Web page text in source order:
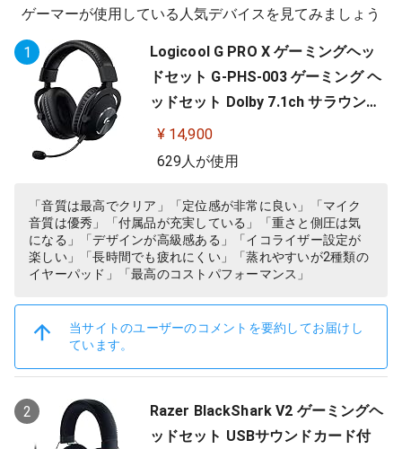
ゲーマーが使用している人気デバイスを見てみましょう
1
Logicool G PRO X ゲーミングヘッ
ドセット G-PHS-003 ゲーミング ヘ
ッドセット Dolby 7.1ch サラウンド
サウンド 3.5mm 有線 マイク付き Bl
ue VO!CE搭載 軽量 PS5 PS4 PC win
ック 国内正規品 【 ファイナルファ
ンタジー XIV 推奨モデル 】
¥ 14,900
629人が使用
「音質は最高でクリア」「定位感が非常に良い」「マイク
音質は優秀」「付属品が充実している」「重さと側圧は気
になる」「デザインが高級感ある」「イコライザー設定が
楽しい」「長時間でも疲れにくい」「蒸れやすいが2種類の
イヤーパッド」「最高のコストパフォーマンス」
当サイトのユーザーのコメントを要約してお届けし
ています。
2
Razer BlackShark V2 ゲーミングヘ
ッドセット USBサウンドカード付